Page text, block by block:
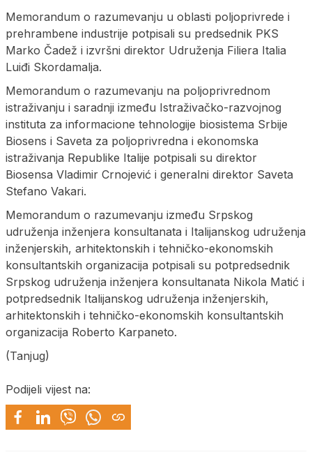
Memorandum o razumevanju u oblasti poljoprivrede i
prehrambene industrije potpisali su predsednik PKS
Marko Čadež i izvršni direktor Udruženja Filiera Italia
Luiđi Skordamalja.
Memorandum o razumevanju na poljoprivrednom
istraživanju i saradnji između Istraživačko-razvojnog
instituta za informacione tehnologije biosistema Srbije
Biosens i Saveta za poljoprivredna i ekonomska
istraživanja Republike Italije potpisali su direktor
Biosensa Vladimir Crnojević i generalni direktor Saveta
Stefano Vakari.
Memorandum o razumevanju između Srpskog
udruženja inženjera konsultanata i Italijanskog udruženja
inženjerskih, arhitektonskih i tehničko-ekonomskih
konsultantskih organizacija potpisali su potpredsednik
Srpskog udruženja inženjera konsultanata Nikola Matić i
potpredsednik Italijanskog udruženja inženjerskih,
arhitektonskih i tehničko-ekonomskih konsultantskih
organizacija Roberto Karpaneto.
(Tanjug)
Podijeli vijest na: